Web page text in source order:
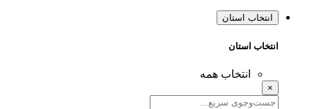
انتخاب استان
انتخاب استان
انتخاب همه
×